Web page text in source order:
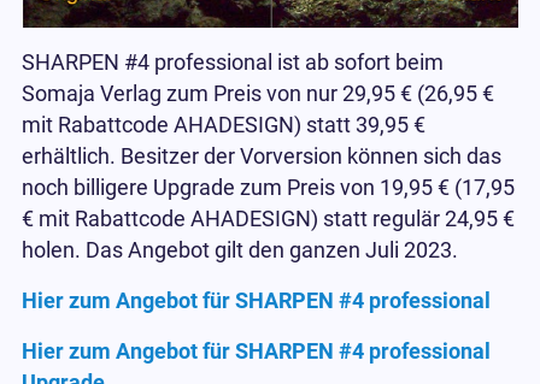
SHARPEN #4 professional ist ab sofort beim
Somaja Verlag zum Preis von nur 29,95 € (26,95 €
mit Rabattcode AHADESIGN) statt 39,95 €
erhältlich. Besitzer der Vorversion können sich das
noch billigere Upgrade zum Preis von 19,95 € (17,95
€ mit Rabattcode AHADESIGN) statt regulär 24,95 €
holen. Das Angebot gilt den ganzen Juli 2023.
Hier zum Angebot für SHARPEN #4 professional
Hier zum Angebot für SHARPEN #4 professional